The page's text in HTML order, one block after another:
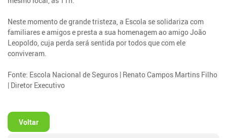
Neste momento de grande tristeza, a Escola se solidariza com
familiares e amigos e presta a sua homenagem ao amigo João
Leopoldo, cuja perda será sentida por todos que com ele
conviveram.
Fonte: Escola Nacional de Seguros | Renato Campos Martins Filho
| Diretor Executivo
Voltar